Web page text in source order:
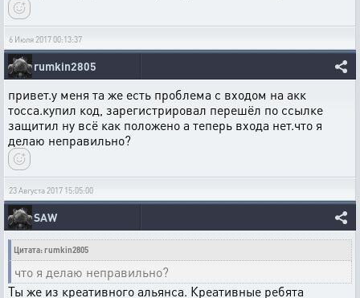
6 Июля 2017 00:13:37
rumkin2805
привет.у меня та же есть проблема с входом на акк
тосса.купил код, зарегистрировал перешёл по ссылке
защитил ну всё как положено а теперь входа нет.что я
делаю неправильно?
23 Августа 2017 15:05:00
SAW
Цитата: rumkin2805
что я делаю неправильно?
Ты же из креативного альянса. Креативные ребята